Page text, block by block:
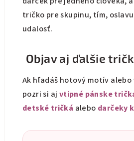
tričko pre skupinu, tím,
udalosť.
Objav aj ďalšie
Ak hľadáš hotový motív
pozri si aj vtipné pánske
detské tričká alebo darčeky